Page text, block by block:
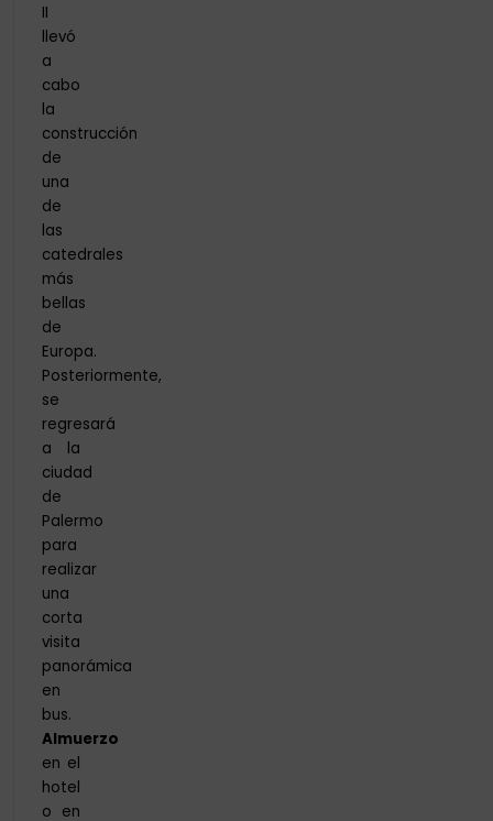
II
llevó
a
cabo
la
construcción
de
una
de
las
catedrales
más
bellas
de
Europa.
Posteriormente,
se
regresará
a la
ciudad
de
Palermo
para
realizar
una
corta
visita
panorámica
en
bus.
Almuerzo
en el
hotel
o en